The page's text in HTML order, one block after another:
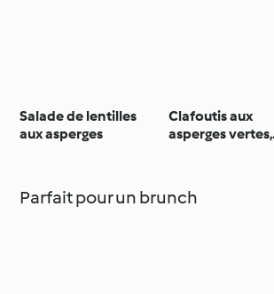
Salade de lentilles
aux asperges
Clafoutis aux
asperges vertes,
Parfait pour un brunch